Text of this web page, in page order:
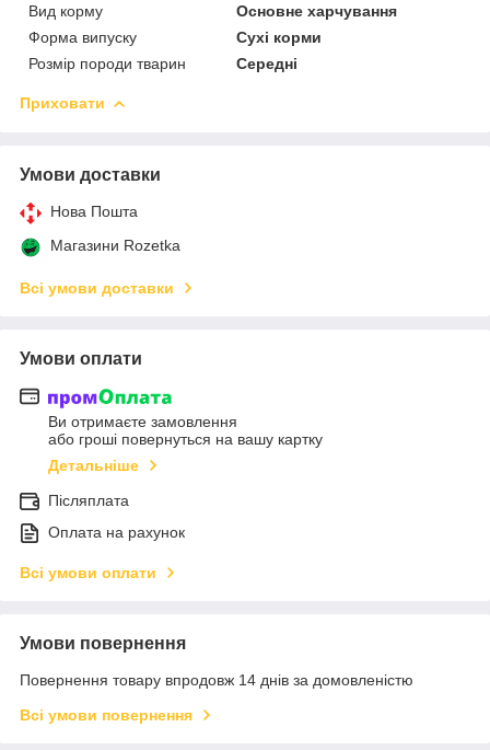
Вид корму
Основне харчування
Форма випуску
Сухі корми
Розмір породи тварин
Середні
Приховати
Умови доставки
Нова Пошта
Магазини Rozetka
Всі умови доставки
Умови оплати
Ви отримаєте замовлення
або гроші повернуться на вашу картку
Детальніше
Післяплата
Оплата на рахунок
Всі умови оплати
Умови повернення
Повернення товару впродовж 14 днів за домовленістю
Всі умови повернення